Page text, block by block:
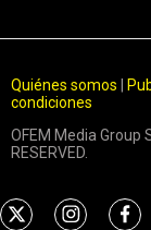
Quiénes somos
condiciones
OFEM Media Group
RESERVED.
t i f